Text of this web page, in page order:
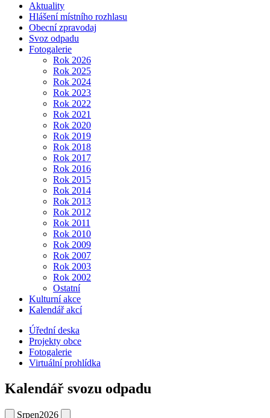
Aktuality
Hlášení místního rozhlasu
Obecní zpravodaj
Svoz odpadu
Fotogalerie
Rok 2026
Rok 2025
Rok 2024
Rok 2023
Rok 2022
Rok 2021
Rok 2020
Rok 2019
Rok 2018
Rok 2017
Rok 2016
Rok 2015
Rok 2014
Rok 2013
Rok 2012
Rok 2011
Rok 2010
Rok 2009
Rok 2007
Rok 2003
Rok 2002
Ostatní
Kulturní akce
Kalendář akcí
Úřední deska
Projekty obce
Fotogalerie
Virtuální prohlídka
Kalendář svozu odpadu
Srpen2026